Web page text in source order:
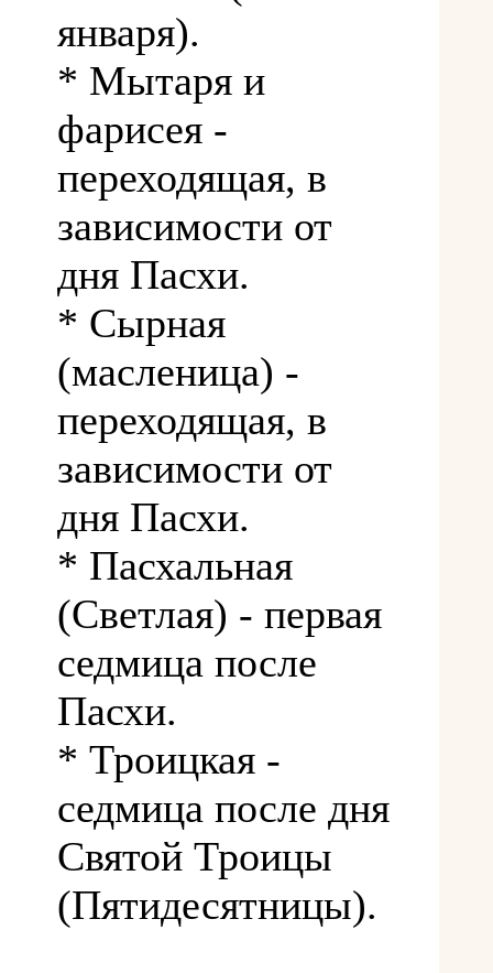
января).
* Мытаря и
фарисея -
переходящая, в
зависимости от
дня Пасхи.
* Сырная
(масленица) -
переходящая, в
зависимости от
дня Пасхи.
* Пасхальная
(Светлая) - первая
седмица после
Пасхи.
* Троицкая -
седмица после дня
Святой Троицы
(Пятидесятницы).